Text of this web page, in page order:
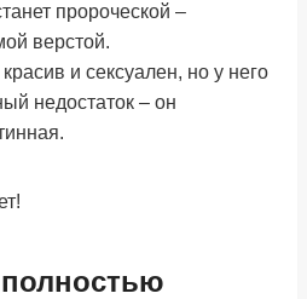
пророческой –
верстой.
и сексуален, но у него
недостаток – он
полностью